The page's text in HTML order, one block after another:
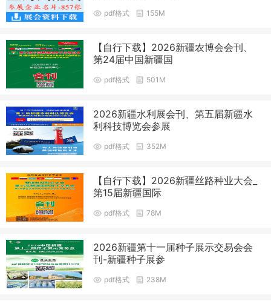
pdf格式 155M
【自行下载】2026新疆农博会会刊、
第24届中国新疆国
pdf格式 501M
2026新疆水利展会刊、第五届新疆水
利科技博览会参展
pdf格式 352M
【自行下载】2026新疆丝路种业大会_
第15届新疆国际
pdf格式 78M
2026新疆第十一届种子展示交易会会
刊-新疆种子展参
pdf格式 238M